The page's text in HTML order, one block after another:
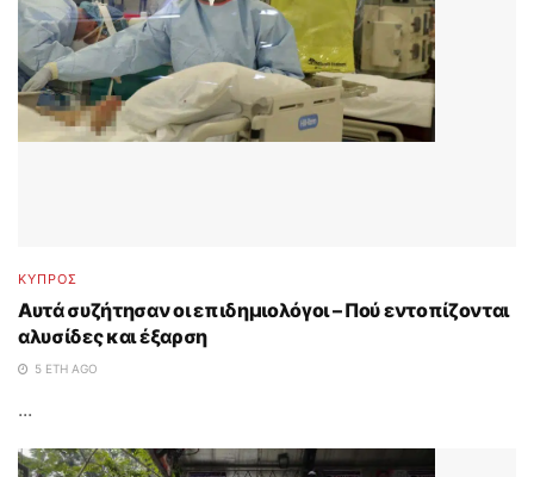
ΚΥΠΡΟΣ
Αυτά συζήτησαν οι επιδημιολόγοι – Πού εντοπίζονται
αλυσίδες και έξαρση
5 ΈΤΗ AGO
...